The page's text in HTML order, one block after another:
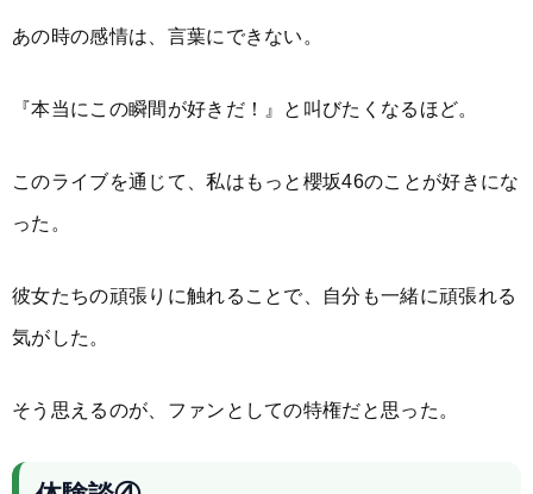
あの時の感情は、言葉にできない。
『本当にこの瞬間が好きだ！』と叫びたくなるほど。
このライブを通じて、私はもっと櫻坂46のことが好きにな
った。
彼女たちの頑張りに触れることで、自分も一緒に頑張れる
気がした。
そう思えるのが、ファンとしての特権だと思った。